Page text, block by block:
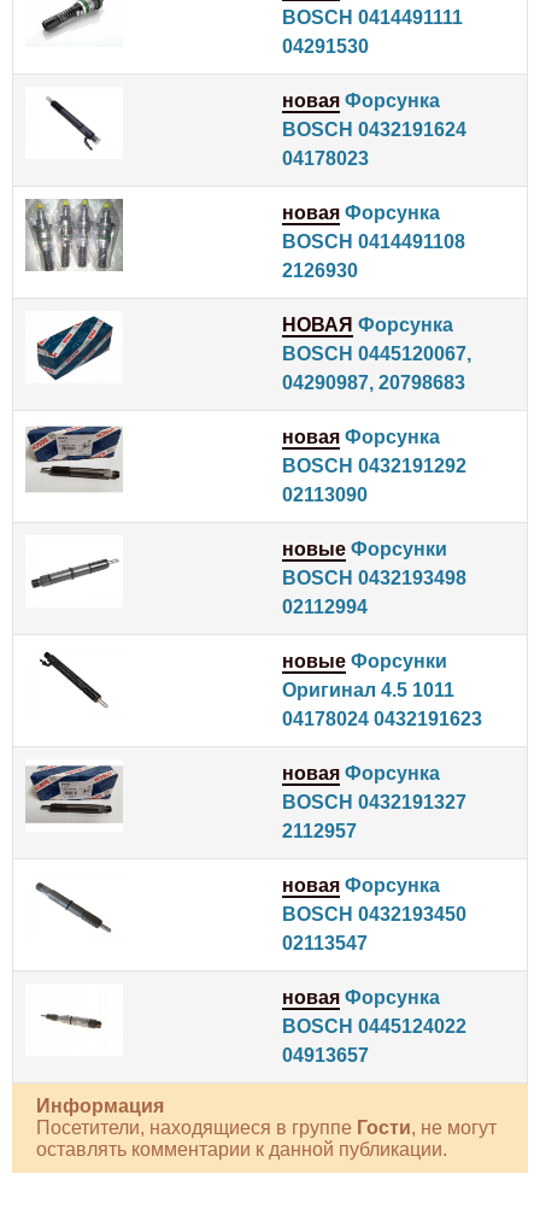
BOSCH 0414491111
04291530
новая Форсунка
BOSCH 0432191624
04178023
новая Форсунка
BOSCH 0414491108
2126930
НОВАЯ Форсунка
BOSCH 0445120067,
04290987, 20798683
новая Форсунка
BOSCH 0432191292
02113090
новые Форсунки
BOSCH 0432193498
02112994
новые Форсунки
Оригинал 4.5 1011
04178024 0432191623
новая Форсунка
BOSCH 0432191327
2112957
новая Форсунка
BOSCH 0432193450
02113547
новая Форсунка
BOSCH 0445124022
04913657
Информация
Посетители, находящиеся в группе Гости, не могут
оставлять комментарии к данной публикации.